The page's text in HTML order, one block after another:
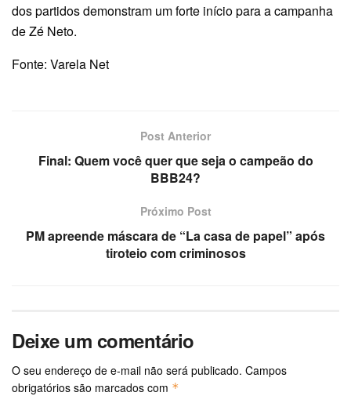
dos partidos demonstram um forte início para a campanha
de Zé Neto.
Fonte: Varela Net
Post Anterior
Final: Quem você quer que seja o campeão do
BBB24?
Próximo Post
PM apreende máscara de “La casa de papel” após
tiroteio com criminosos
Deixe um comentário
O seu endereço de e-mail não será publicado. Campos
obrigatórios são marcados com *